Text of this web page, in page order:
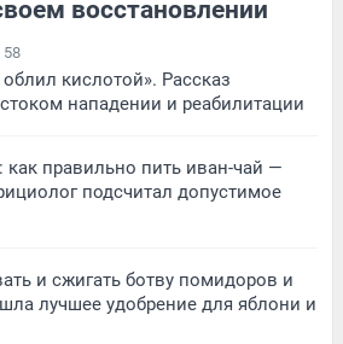
восстановлении
58
кислотой». Рассказ
нападении и реабилитации
как правильно пить иван-чай —
подсчитал допустимое
и сжигать ботву помидоров и
лучшее удобрение для яблони и